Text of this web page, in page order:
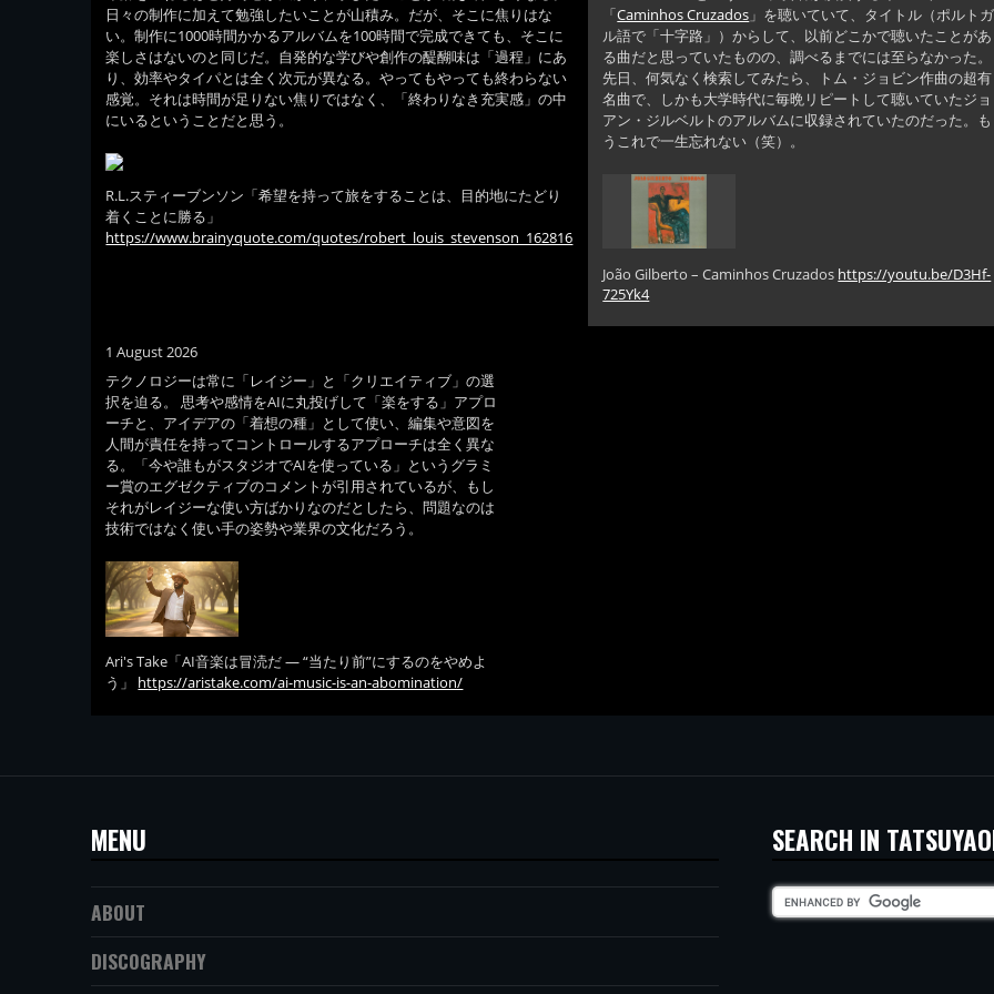
日々の制作に加えて勉強したいことが山積み。だが、そこに焦りはな
い。制作に1000時間かかるアルバムを100時間で完成できても、そこに
楽しさはないのと同じだ。自発的な学びや創作の醍醐味は「過程」にあ
り、効率やタイパとは全く次元が異なる。やってもやっても終わらない
感覚。それは時間が足りない焦りではなく、「終わりなき充実感」の中
にいるということだと思う。
R.L.スティーブンソン「希望を持って旅をすることは、目的地にたどり
着くことに勝る」
https://www.brainyquote.com/quotes/robert_louis_stevenson_162816
「Caminhos Cruzados 」を聴いていて、タイトル（ポルトガ
ル語で「十字路」）からして、以前どこかで聴いたことがあ
る曲だと思っていたものの、調べるまでには至らなかった。
先日、何気なく検索してみたら、トム・ジョビン作曲の超有
名曲で、しかも大学時代に毎晩リピートして聴いていたジョ
アン・ジルベルトのアルバムに収録されていたのだった。も
うこれで一生忘れない（笑）。
João Gilberto – Caminhos Cruzados https://youtu.be/D3Hf-
725Yk4
1 August 2026
テクノロジーは常に「レイジー」と「クリエイティブ」の選
択を迫る。 思考や感情をAIに丸投げして「楽をする」アプロ
ーチと、アイデアの「着想の種」として使い、編集や意図を
人間が責任を持ってコントロールするアプローチは全く異な
る。「今や誰もがスタジオでAIを使っている」というグラミ
ー賞のエグゼクティブのコメントが引用されているが、もし
それがレイジーな使い方ばかりなのだとしたら、問題なのは
技術ではなく使い手の姿勢や業界の文化だろう。
Ari's Take「AI音楽は冒涜だ — “当たり前”にするのをやめよ
う」 https://aristake.com/ai-music-is-an-abomination/
MENU
ABOUT
DISCOGRAPHY
SEARCH IN